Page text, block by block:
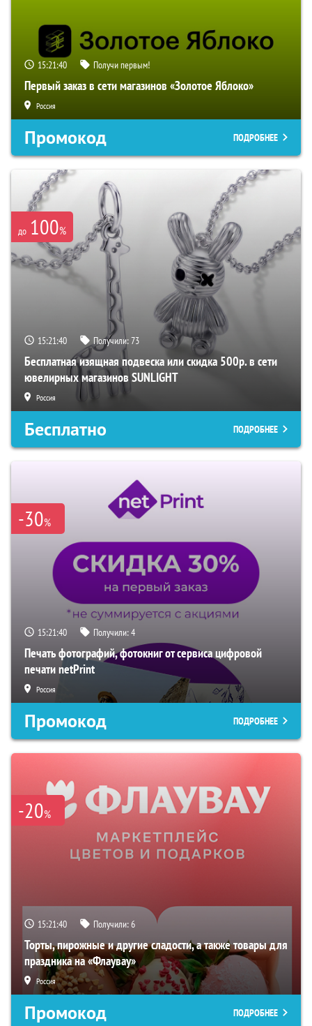
15:21:39 Получи первым!
Первый заказ в сети магазинов «Золотое Яблоко»
Россия
Промокод ПОДРОБНЕЕ
до 100%
15:21:39 Получили:73
Бесплатная изящная подвеска или скидка 500р. в сети
ювелирных магазинов SUNLIGHT
Россия
Бесплатно ПОДРОБНЕЕ
-30%
15:21:39 Получили:4
Печать фотографий, фотокниг от сервиса цифровой
печати netPrint
Россия
Промокод ПОДРОБНЕЕ
-20%
15:21:39 Получили:6
Торты, пирожные и другие сладости, а также товары для
праздника на «Флаувау»
Россия
Промокод ПОДРОБНЕЕ